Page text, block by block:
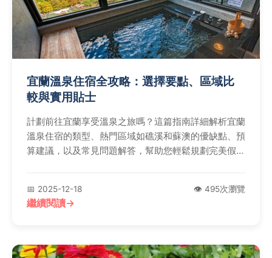
宜蘭溫泉住宿全攻略：選擇要點、區域比
較與實用貼士
計劃前往宜蘭享受溫泉之旅嗎？這篇指南詳細解析宜蘭
溫泉住宿的類型、熱門區域如礁溪和蘇澳的優缺點、預
算建議，以及常見問題解答，幫助您輕鬆規劃完美假
📅 2025-12-18 👁️ 495次瀏覽
繼續閱讀